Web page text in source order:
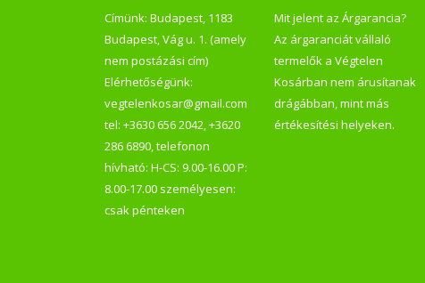
Címünk: Budapest, 1183
Budapest, Vág u. 1. (amely
nem postázási cím)
Elérhetőségünk:
vegtelenkosar@gmail.com
tel: +3630 656 2042, +3620
286 6890, telefonon
hívható: H-CS: 9.00-16.00 P:
8.00-17.00 személyesen:
csak pénteken
Mit jelent az Árgarancia?
Az árgaranciát vállaló
termelők a Végtelen
Kosárban nem árusítanak
drágábban, mint más
értékesítési helyeken.